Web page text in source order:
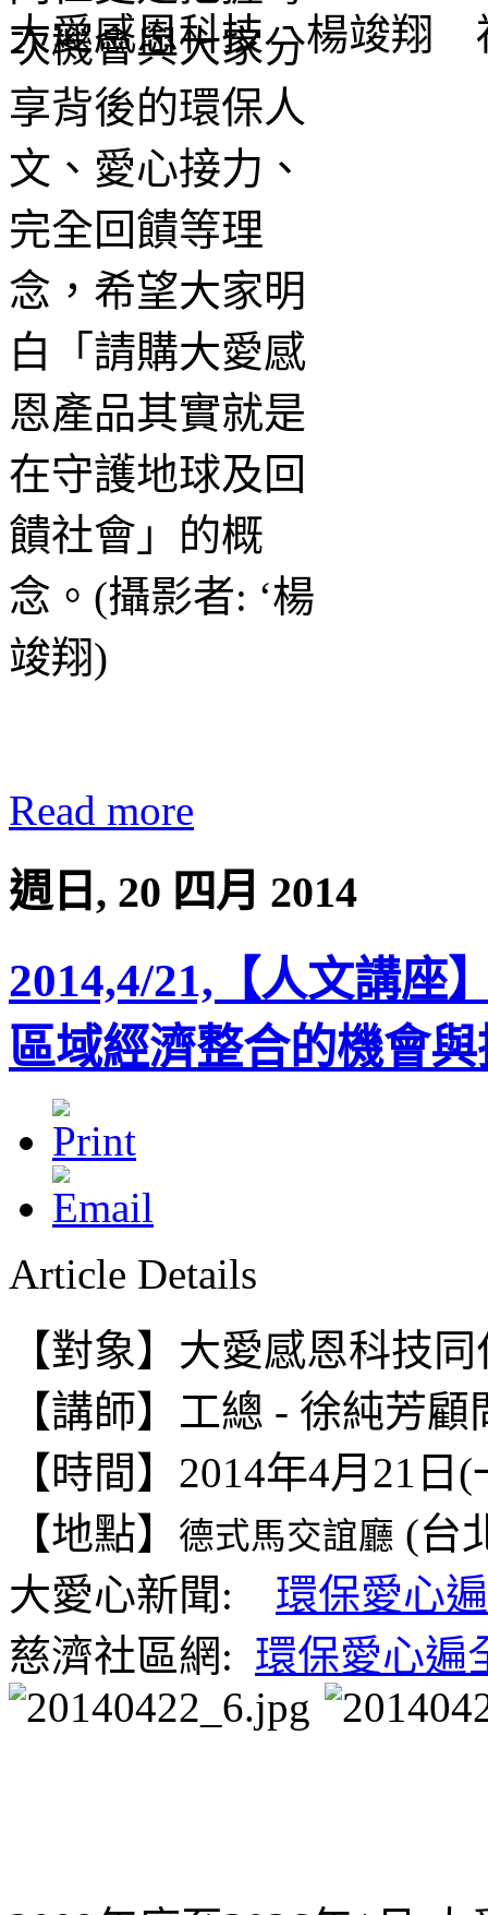
大愛感恩科技 楊竣翔
Read more
週日, 20 四月 2014
2014,4/21,【人文講座
區域經濟整合的機會
Article Details
【對象】 大愛感恩科技同
【講師】 工總 - 徐純芳顧
【時間】2014年4月21日
【地點】
德式馬交誼廳 (台
大愛心新聞: 環保愛心
慈濟社區網: 環保愛心遍